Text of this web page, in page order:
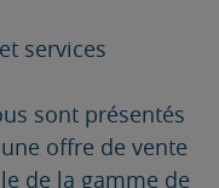
services
sont présentés
offre de vente
de la gamme de